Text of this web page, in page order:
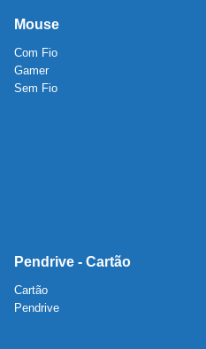
Mouse
Com Fio
Gamer
Sem Fio
Pendrive - Cartão
Cartão
Pendrive